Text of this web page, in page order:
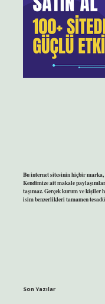
Bu internet sitesinin hiçbir marka,
Kendimize ait makale
taşımaz. Gerçek kurum ve kişiler
isim benzerlikleri tamamen
Son Yazılar